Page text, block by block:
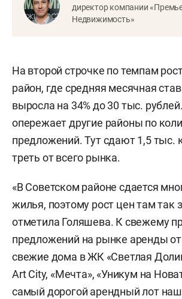
директор компании
Недвижимость»
На второй строчке по темпам
район, где средняя месячная
выросла на 34% до 30 тыс.
опережает другие районы по
предложений. Тут сдают 1,5 тыс.
треть от всего рынка.
«В Советском районе сдается
жилья, поэтому рост цен там так
отметила Голяшева. К свежему
предложений на рынке аренды
свежие дома в ЖК «Светлая
Art City, «Мечта», «Уникум на
самый дорогой арендный лот